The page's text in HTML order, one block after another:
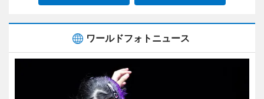
ワールドフォトニュース